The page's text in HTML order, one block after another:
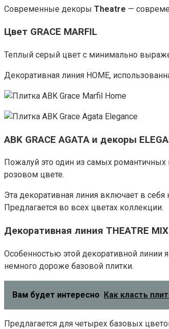
Современные декоры Theatre —
Цвет GRACE MARFIL
Теплый серый цвет с минимально
Декоративная линия HOME,
ABK GRACE AGATA и декоры
Пожалуй это один из самых
розовом цвете.
Эта декоративная линия включает в
Предлагается во всех цветах коллекции.
Декоративная линия THEATRE MIX
Особенностью этой декоративной линии
немного дороже базовой плитки.
Вам будет интересно Как класть
Предлагается для четырех базовых